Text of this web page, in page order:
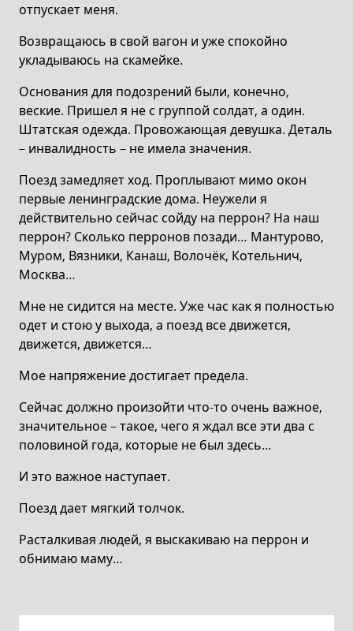
отпускает меня.
Возвращаюсь в свой вагон и уже спокойно
укладываюсь на скамейке.
Основания для подозрений были, конечно,
веские. Пришел я не с группой солдат, а один.
Штатская одежда. Провожающая девушка. Деталь
– инвалидность – не имела значения.
Поезд замедляет ход. Проплывают мимо окон
первые ленинградские дома. Неужели я
действительно сейчас сойду на перрон? На наш
перрон? Сколько перронов позади… Мантурово,
Муром, Вязники, Канаш, Волочёк, Котельнич,
Москва…
Мне не сидится на месте. Уже час как я полностью
одет и стою у выхода, а поезд все движется,
движется, движется…
Мое напряжение достигает предела.
Сейчас должно произойти что-то очень важное,
значительное – такое, чего я ждал все эти два с
половиной года, которые не был здесь…
И это важное наступает.
Поезд дает мягкий толчок.
Расталкивая людей, я выскакиваю на перрон и
обнимаю маму…